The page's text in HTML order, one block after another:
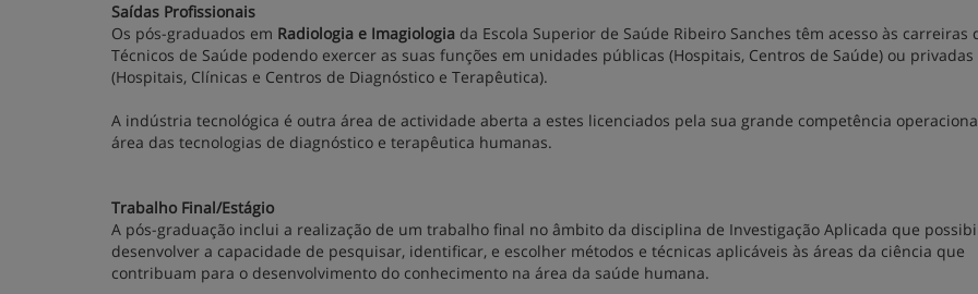
Saídas Profissionais
Os pós-graduados em Radiologia e Imagiologia da Escola Superior de Saúde Ribeiro Sanches têm acesso às carreiras
Técnicos de Saúde podendo exercer as suas funções em unidades públicas (Hospitais, Centros de Saúde) ou privadas
(Hospitais, Clínicas e Centros de Diagnóstico e Terapêutica).
A indústria tecnológica é outra área de actividade aberta a estes licenciados pela sua grande competência
área das tecnologias de diagnóstico e terapêutica humanas.
Trabalho Final/Estágio
A pós-graduação inclui a realização de um trabalho final no âmbito da disciplina de Investigação Aplicada que
desenvolver a capacidade de pesquisar, identificar, e escolher métodos e técnicas aplicáveis às áreas da ciência que
contribuam para o desenvolvimento do conhecimento na área da saúde humana.